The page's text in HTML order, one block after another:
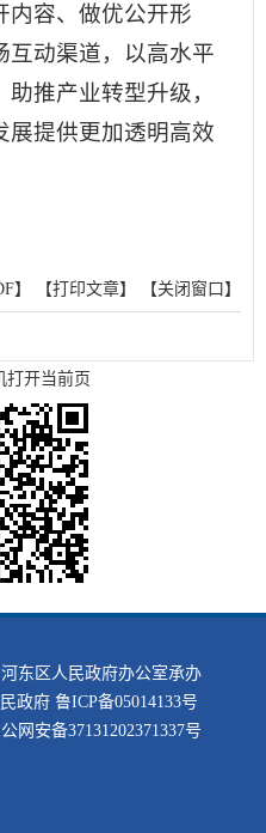
内容、做优公开形
互动渠道，以高水平
推产业转型升级，
展提供更加透明高效
】 【打印文章】 【关闭窗口】
打开当前页
东区人民政府办公室承办
政府 鲁ICP备05014133号
网安备37131202371337号